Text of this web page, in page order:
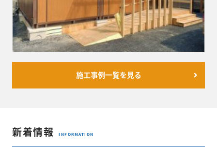
施工事例一覧を見る
新着情報 INFORMATION